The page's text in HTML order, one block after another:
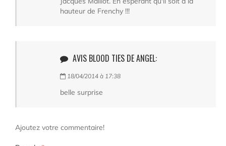
hauteur de Frenchy !!!
AVIS BLOOD TIES DE ANGEL:
18/04/2014 à 17:38
belle surprise
Ajoutez votre commentaire!